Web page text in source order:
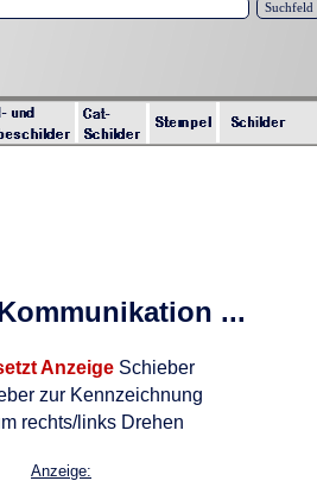
Suchfeld
...
AnzeigeSchieber
zur Kennzeichnung
rechts/links Drehen
Anzeige: